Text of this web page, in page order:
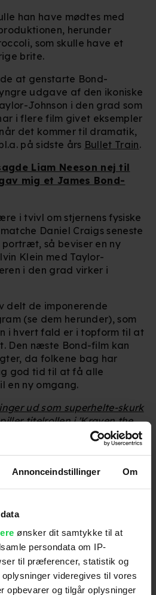
Annonceindstillinger Om
ønsker dit samtykke til at
persondata om IP-
til præferencer, statistik og
videregives til vores
opbevarer og tilgår oplysninger
han have mødtes med
herunder
som skulle have et
brite.
at genstarte Bond-
udgave af den ikoniske
Johnson i den grad som
i flere film givet eksempler
det kommer til dramatik,
på sidste års Bullet Train.
Liam Neeson nej til
mig et James Bond-
i tvivl om stjernens fysiske
Daniel Craigs seneste
så beviser en ny
Klein med Taylor-
i den grad virker i
delt de imponerende
(se dem herunder), som
i hvert fald er i topform til at
Den næste Bond-film kan
da folkene bag har
god tid til at få alle
en ny omgang.
ud som superhelte-skurk
titelrollen i 'Kraven the
den 5. oktober.
skal
være slået til. Klik her
nyheder, konkurrencer